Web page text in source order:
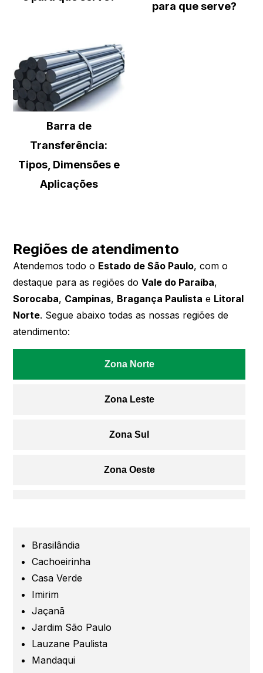
para que serve?
Barra de
Transferência:
Tipos, Dimensões e
Aplicações
Regiões de atendimento
Atendemos todo o Estado de São Paulo, com o
destaque para as regiões doVale do Paraíba,
Sorocaba, Campinas, Bragança Paulista e Litoral
Norte. Segue abaixo todas as nossas regiões de
atendimento:
Zona Norte
Zona Leste
Zona Sul
Zona Oeste
São Caetano
Brasilândia
Cachoeirinha
Casa Verde
Imirim
Jaçanã
Jardim São Paulo
Lauzane Paulista
Mandaqui